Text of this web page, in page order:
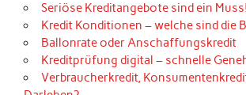
Seriöse Kreditangebote sind ein Muss!
Kredit Konditionen – welche sind die
Ballonrate oder Anschaffungskredit
Kreditprüfung digital – schnelle
Verbraucherkredit,